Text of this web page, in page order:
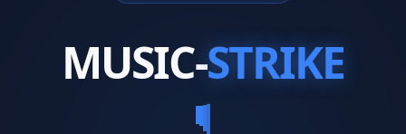
MUSIC-STRIKE